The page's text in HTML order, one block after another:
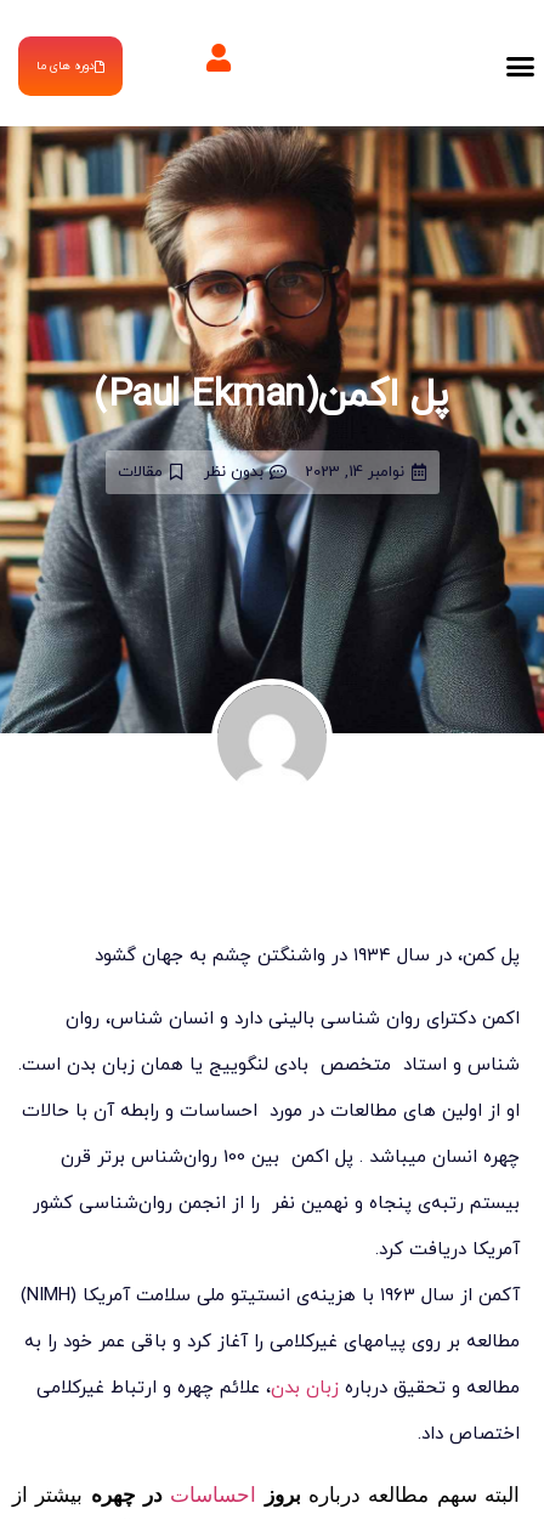
دوره های ما
پل اکمن(Paul Ekman)
نوامبر 14, 2023 بدون نظر مقالات
پل کمن، در سال ۱۹۳۴ در واشنگتن چشم به جهان گشود
اکمن دکترای روان شناسی بالینی دارد و انسان شناس، روان
شناس و استاد متخصص بادی لنگوییج یا همان زبان بدن است.
او از اولین های مطالعات در مورد احساسات و رابطه آن با حالات
چهره انسان میباشد . پل اکمن بین 100 روان‌شناس برتر قرن
بیستم رتبه‌ی پنجاه و نهمین نفر را از انجمن روان‌شناسی کشور
آمریکا دریافت کرد.
آکمن از سال ۱۹۶۳ با هزینه‌ی انستیتو ملی سلامت آمریکا (NIMH)
مطالعه بر روی پیامهای غیرکلامی را آغاز کرد و باقی عمر خود را به
مطالعه و تحقیق درباره زبان بدن، علائم چهره و ارتباط غیرکلامی
اختصاص داد.
البته سهم مطالعه درباره بروز احساسات در چهره بیشتر از